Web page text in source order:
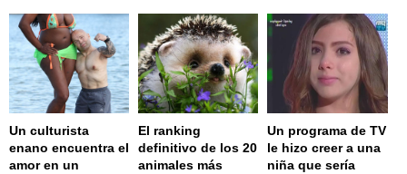
Un culturista
enano encuentra el
amor en un
El ranking
definitivo de los 20
animales más
Un programa de TV
le hizo creer a una
niña que sería